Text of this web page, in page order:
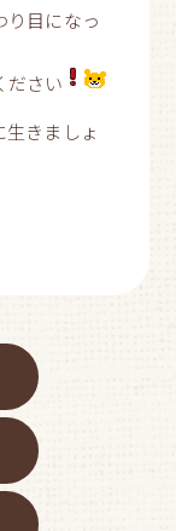
り目になっ
ださい
きましょ